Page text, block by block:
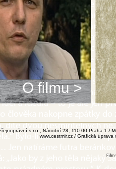
O filmu >
s.r.o., Národní 28, 110 00 Praha 1 /
www.cestmir.cz / Grafická úprava